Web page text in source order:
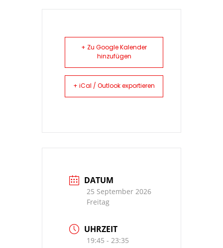
+ Zu Google Kalender
hinzufügen
+ iCal / Outlook exportieren
DATUM
25 September 2026
Freitag
UHRZEIT
19:45 - 23:35